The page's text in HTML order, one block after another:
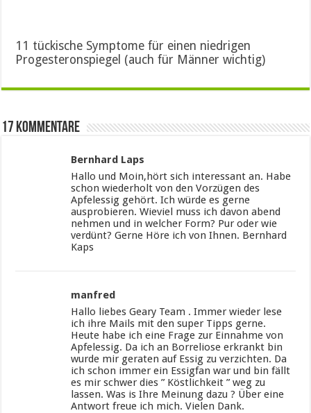
11 tückische Symptome für einen niedrigen
Progesteronspiegel (auch für Männer wichtig)
17 Kommentare
Bernhard Laps
Hallo und Moin,hört sich interessant an. Habe
schon wiederholt von den Vorzügen des
Apfelessig gehört. Ich würde es gerne
ausprobieren. Wieviel muss ich davon abend
nehmen und in welcher Form? Pur oder wie
verdünt? Gerne Höre ich von Ihnen. Bernhard
Kaps
manfred
Hallo liebes Geary Team . Immer wieder lese
ich ihre Mails mit den super Tipps gerne.
Heute habe ich eine Frage zur Einnahme von
Apfelessig. Da ich an Borreliose erkrankt bin
wurde mir geraten auf Essig zu verzichten. Da
ich schon immer ein Essigfan war und bin fällt
es mir schwer dies ” Köstlichkeit ” weg zu
lassen. Was is Ihre Meinung dazu ? Über eine
Antwort freue ich mich. Vielen Dank.